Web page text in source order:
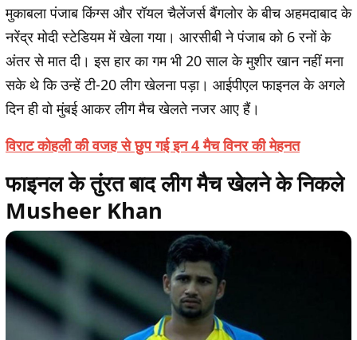
मुकाबला पंजाब किंग्स और रॉयल चैलेंजर्स बैंगलोर के बीच अहमदाबाद के
नरेंद्र मोदी स्टेडियम में खेला गया। आरसीबी ने पंजाब को 6 रनों के
अंतर से मात दी। इस हार का गम भी 20 साल के मुशीर खान नहीं मना
सके थे कि उन्हें टी-20 लीग खेलना पड़ा। आईपीएल फाइनल के अगले
दिन ही वो मुंबई आकर लीग मैच खेलते नजर आए हैं।
विराट कोहली की वजह से छुप गई इन 4 मैच विनर की मेहनत
फाइनल के तुंरत बाद लीग मैच खेलने के निकले
Musheer Khan